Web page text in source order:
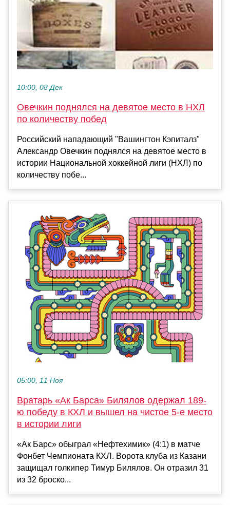
10:00, 08 Дек
Овечкин поднялся на девятое место в НХЛ
по количеству побед
Российский нападающий "Вашингтон Кэпиталз"
Александр Овечкин поднялся на девятое место в
истории Национальной хоккейной лиги (НХЛ) по
количеству побе...
05:00, 11 Ноя
Вратарь «Ак Барса» Билялов одержал 189-
ю победу в КХЛ и вышел на чистое 5-е место
в истории лиги
«Ак Барс» обыграл «Нефтехимик» (4:1) в матче
Фонбет Чемпионата КХЛ. Ворота клуба из Казани
защищал голкипер Тимур Билялов. Он отразил 31
из 32 броско...